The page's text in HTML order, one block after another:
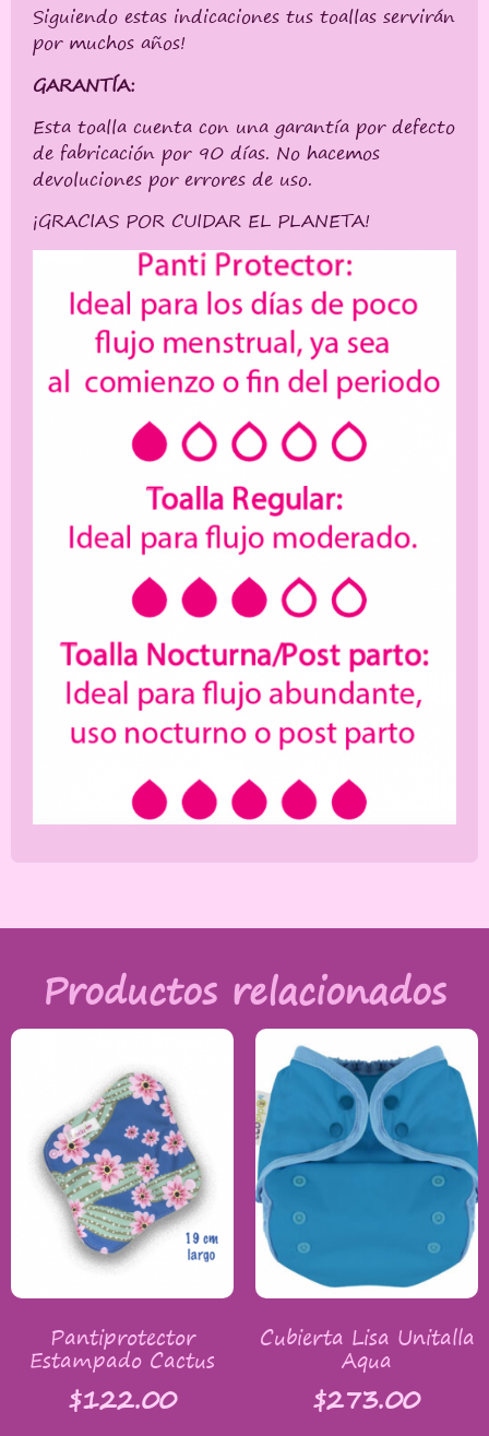
Siguiendo estas indicaciones tus toallas servirán
por muchos años!
GARANTÍA:
Esta toalla cuenta con una garantía por defecto
de fabricación por 90 días. No hacemos
devoluciones por errores de uso.
¡GRACIAS POR CUIDAR EL PLANETA!
Productos relacionados
Pantiprotector
Estampado Cactus
$122.00
Cubierta Lisa Unitalla
Aqua
$273.00